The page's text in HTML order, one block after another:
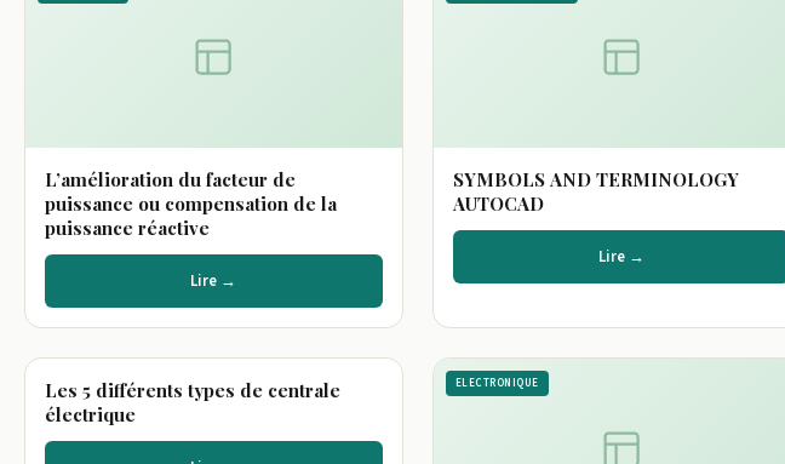
L’amélioration du facteur de
puissance ou compensation de la
puissance réactive
Lire →
SYMBOLS AND TERMINOLOGY
AUTOCAD
Lire →
ELECTRICITÉ
Les 5 différents types de centrale
électrique
ELECTRONIQUE